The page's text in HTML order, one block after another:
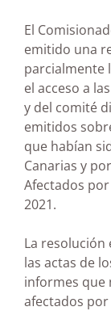
El
emitido una
parcialmente
el acceso a
y del comité
emitidos
que habían
Canarias y
Afectados
2021.
La resolución
las actas de
informes que
afectados